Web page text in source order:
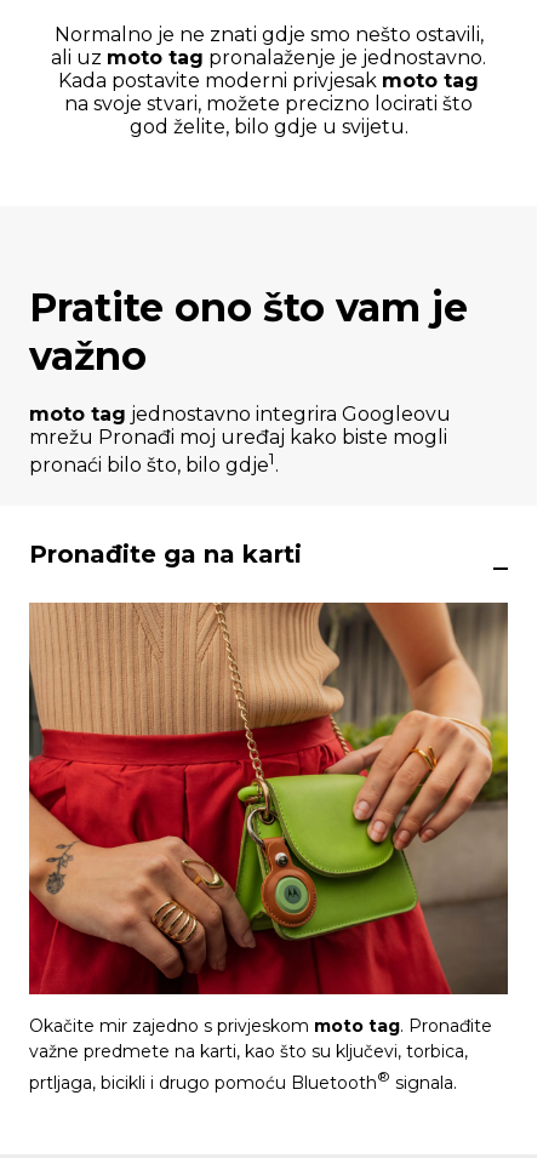
Normalno je ne znati gdje smo nešto ostavili,
ali uz moto tag pronalaženje je jednostavno.
Kada postavite moderni privjesak moto tag
na svoje stvari, možete precizno locirati što
god želite, bilo gdje u svijetu.
Pratite ono što vam je
važno
moto tag jednostavno integrira Googleovu
mrežu Pronađi moj uređaj kako biste mogli
pronaći bilo što, bilo gdje1.
Pronađite ga na karti
Okačite mir zajedno s privjeskom moto tag. Pronađite
važne predmete na karti, kao što su ključevi, torbica,
prtljaga, bicikli i drugo pomoću Bluetooth® signala.